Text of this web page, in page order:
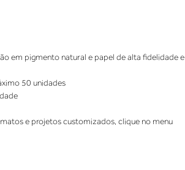
em pigmento natural e papel de alta fidelidade e
50 unidades
e projetos customizados, clique no menu